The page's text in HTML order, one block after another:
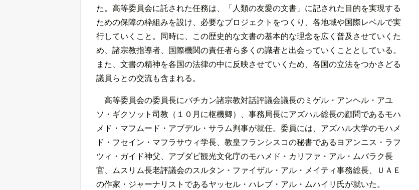
た。高等委員会に託された任務は、「人類の友愛の文書」に記された目的を実現する
ための保障の枠組みを設け、必要なプロジェクトをつくり、各地域や国際レベルで実
行していくこと。同時に、この歴史的な文書の基本的な理念を広く普及させていくた
め、諸宗教指導者、国際機関の責任者ら多くの識者と出会っていくこととしている。
また、文書の精神を各国の法律の中に反映させていくため、各国の立法をつかさどる
議員らとの交流も含まれる。
高等委員会の委員長にバチカン諸宗教対話評議会議長のミゲル・アンヘル・アユ
ソ・ギクソット司教（１０月に枢機卿）、事務局長にアズハル総長の顧問であるモハ
メド・マフムード・アブデル・サラム判事が就任。委員には、アズハル大学のモハメ
ド・フセイン・マフラサウィ学長、教皇フランシスコの秘書であるヨアンニス・ラフ
ツィ・ガイド神父、アブダビ観光文化庁のモハメド・カリファ・アル・ムバラク長
官、ムスリム長老評議会のスルタン・ファイザル・アル・メイティ事務総長、ＵＡＥ
の作家・ジャーナリストであるヤッセル・ハレブ・アル・ムハイリ氏が就いた。